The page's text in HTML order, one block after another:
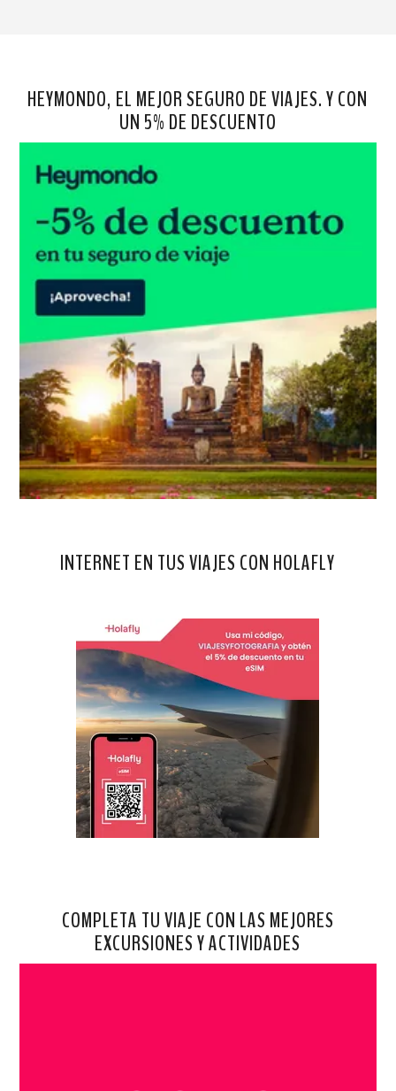
HEYMONDO, EL MEJOR SEGURO DE VIAJES. Y CON
UN 5% DE DESCUENTO
INTERNET EN TUS VIAJES CON HOLAFLY
COMPLETA TU VIAJE CON LAS MEJORES
EXCURSIONES Y ACTIVIDADES